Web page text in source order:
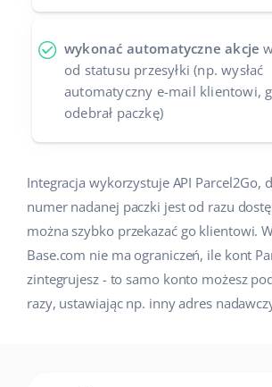
wykonać automatyczne akcje
od statusu przesyłki (np. wysłać
automatyczny e-mail klientowi,
odebrał paczkę)
Integracja wykorzystuje API Parcel2Go,
numer nadanej paczki jest od razu
można szybko przekazać go klientowi.
Base.com nie ma ograniczeń, ile kont
zintegrujesz - to samo konto możesz
razy, ustawiając np. inny adres